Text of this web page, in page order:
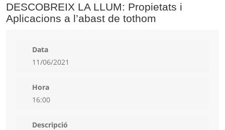
DESCOBREIX LA LLUM: Propietats i
Aplicacions a l’abast de tothom
Data
11/06/2021
Hora
16:00
Descripció